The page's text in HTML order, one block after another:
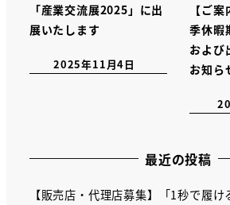
「産業交流展2025」に出
展いたします
2025年11月4日
【ご
季休暇
および
お知ら
最近の投稿
【販売店・代理店募集】「1秒で履